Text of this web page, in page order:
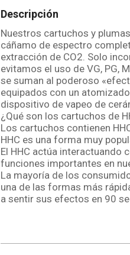
Descripción
Nuestros cartuchos y
cáñamo de espectro
extracción de CO2. Solo
evitamos el uso de VG, PG,
se suman al poderoso
equipados con un
dispositivo de vapeo de
¿Qué son los cartuchos de
Los cartuchos contienen
HHC es una forma muy
El HHC actúa interactuando
funciones importantes en
La mayoría de los
una de las formas más
a sentir sus efectos en 90